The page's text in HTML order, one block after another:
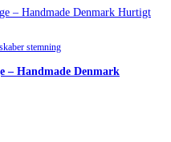
Hurtigt
stemning
– Handmade Denmark